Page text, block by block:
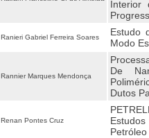
Interior
Ranieri Gabriel Ferreira Soares
Estudo
Modo
Rannier Marques Mendonça
De
Dutos
Renan Pontes Cruz
Petróleo